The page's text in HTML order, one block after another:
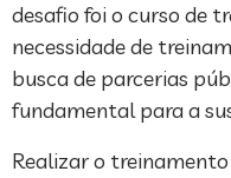
desafio foi o curso de
necessidade de
busca de parcerias
fundamental para a
Realizar o